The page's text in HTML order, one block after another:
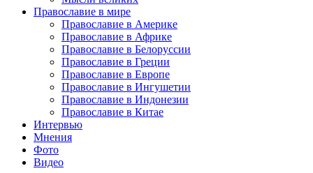
Православие в мире
Православие в Америке
Православие в Африке
Православие в Белоруссии
Православие в Греции
Православие в Европе
Православие в Ингушетии
Православие в Индонезии
Православие в Китае
Интервью
Мнения
Фото
Видео